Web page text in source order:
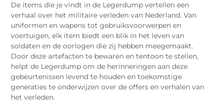
De items die je vindt in de Legerdump vertellen een
verhaal over het militaire verleden van Nederland. Van
uniformen en wapens tot gebruiksvoorwerpen en
voertuigen, elk item biedt een blik in het leven van
soldaten en de oorlogen die zij hebben meegemaakt.
Door deze artefacten te bewaren en tentoon te stellen,
helpt de Legerdump om de herinneringen aan deze
gebeurtenissen levend te houden en toekomstige
generaties te onderwijzen over de offers en verhalen van
het verleden.